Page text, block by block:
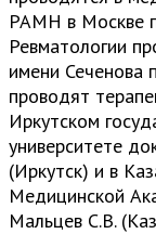
РАМН в Москве
Ревматологии
имени Сеченова
проводят
Иркутском
университете
(Иркутск) и в
Медицинской
Мальцев С.В.